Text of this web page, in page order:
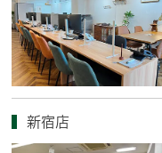
新宿店